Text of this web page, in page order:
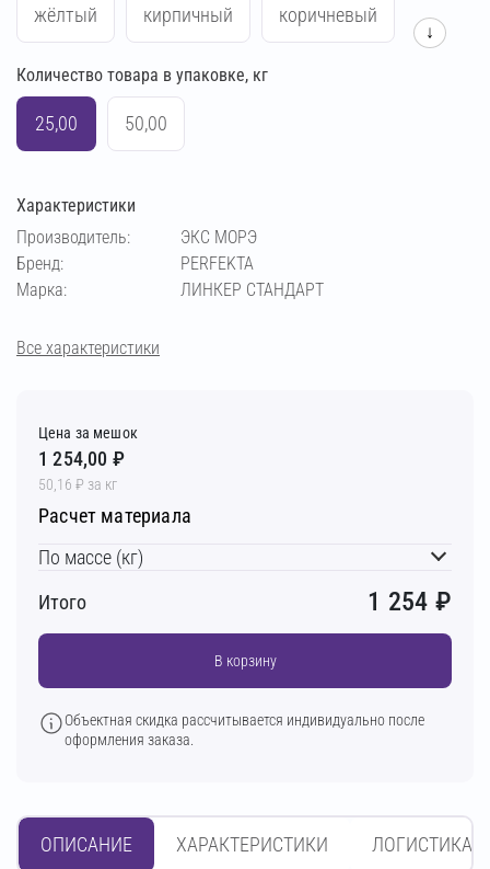
жёлтый кирпичный коричневый
красный кремово-бежевый
кремово-жёлтый
кремовый
светло-коричневый светло-серый
серебристо-серый
шоколадный
↓
Количество товара в упаковке, кг
25,00 50,00
Характеристики
Производитель:
ЭКС МОРЭ
Бренд:
PERFEKTA
Марка:
ЛИНКЕР СТАНДАРТ
Все характеристики
Цена за мешок
1 254,00 ₽
50,16 ₽ за кг
Расчет материала
По массе (кг)
Итого
1 254 ₽
В корзину
Объектная скидка рассчитывается индивидуально после
оформления заказа.
ОПИСАНИЕ ХАРАКТЕРИСТИКИ ЛОГИСТИКА